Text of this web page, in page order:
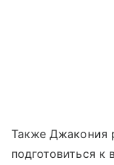
Также Джакония
подготовиться к